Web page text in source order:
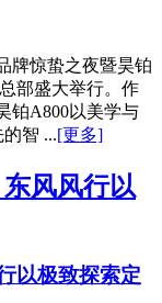
牌惊蛰之夜暨昊铂
部盛大举行。作
铂A800以美学与
智 ...[更多]
以极致探索定